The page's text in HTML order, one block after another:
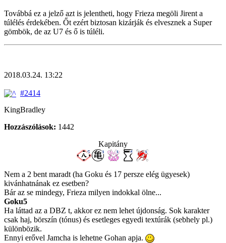
Továbbá ez a jelző azt is jelentheti, hogy Frieza megöli Jirent a
túlélés érdekében. Őt ezért biztosan kizárják és elvesznek a Super
gömbök, de az U7 és ő is túléli.
2018.03.24. 13:22
#2414
KingBradley
Hozzászólások: 1442
Kapitány
Nem a 2 bent maradt (ha Goku és 17 persze elég ügyesek)
kivánhatnának ez esetben?
Bár az se mindegy, Frieza milyen indokkal ölne...
Goku5
Ha láttad az a DBZ t, akkor ez nem lehet újdonság. Sok karakter
csak haj, börszín (tónus) és esetleges egyedi textúrák (sebhely pl.)
különbözik.
Ennyi erővel Jamcha is lehetne Gohan apja.